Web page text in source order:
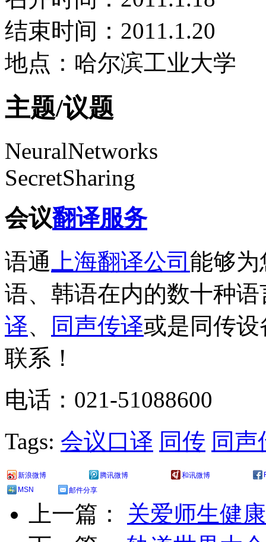
结束时间：2011.1.20
地点：哈尔滨工业大学
主题/议题
NeuralNetworks
SecretSharing
会议翻译服务
语通 上海翻译公司 能够
语、韩语在内的数十种语
译、 同声传译或是同传
联系！
电话：021-51088600
Tags: 会议口译 同传 同声
新浪微博 腾讯微博 和讯微博
MSN
邮件分享
上一篇： 关爱师生健